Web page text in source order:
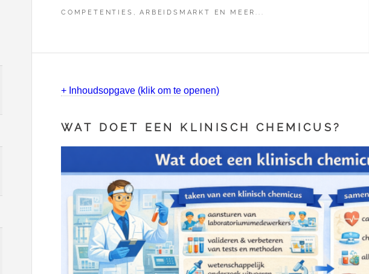
COMPETENTIES, ARBEIDSMARKT EN MEER...
+ Inhoudsopgave (klik om te openen)
WAT DOET EEN KLINISCH CHEMICUS?